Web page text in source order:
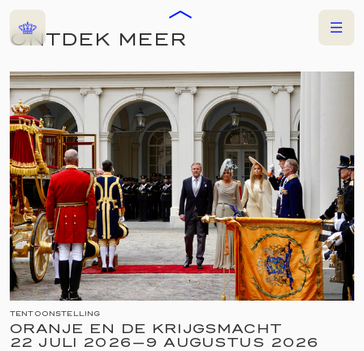
Home Menu
ONTDEK MEER
TENTOONSTELLING
ORANJE EN DE KRIJGSMACHT
22 JULI 2026 — 9 AUGUSTUS 2026